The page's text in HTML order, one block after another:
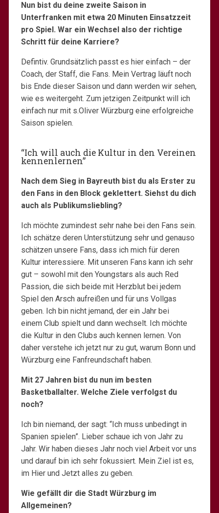
Nun bist du deine zweite Saison in
Unterfranken mit etwa 20 Minuten Einsatzzeit
pro Spiel. War ein Wechsel also der richtige
Schritt für deine Karriere?
Defintiv. Grundsätzlich passt es hier einfach – der
Coach, der Staff, die Fans. Mein Vertrag läuft noch
bis Ende dieser Saison und dann werden wir sehen,
wie es weitergeht. Zum jetzigen Zeitpunkt will ich
einfach nur mit s.Oliver Würzburg eine erfolgreiche
Saison spielen.
“Ich will auch die Kultur in den Vereinen
kennenlernen”
Nach dem Sieg in Bayreuth bist du als Erster zu
den Fans in den Block geklettert. Siehst du dich
auch als Publikumsliebling?
Ich möchte zumindest sehr nahe bei den Fans sein.
Ich schätze deren Unterstützung sehr und genauso
schätzen unsere Fans, dass ich mich für deren
Kultur interessiere. Mit unseren Fans kann ich sehr
gut – sowohl mit den Youngstars als auch Red
Passion, die sich beide mit Herzblut bei jedem
Spiel den Arsch aufreißen und für uns Vollgas
geben. Ich bin nicht jemand, der ein Jahr bei
einem Club spielt und dann wechselt. Ich möchte
die Kultur in den Clubs auch kennen lernen. Von
daher verstehe ich jetzt nur zu gut, warum Bonn und
Würzburg eine Fanfreundschaft haben.
Mit 27 Jahren bist du nun im besten
Basketballalter. Welche Ziele verfolgst du
noch?
Ich bin niemand, der sagt: “Ich muss unbedingt in
Spanien spielen”. Lieber schaue ich von Jahr zu
Jahr. Wir haben dieses Jahr noch viel Arbeit vor uns
und darauf bin ich sehr fokussiert. Mein Ziel ist es,
im Hier und Jetzt alles zu geben.
Wie gefällt dir die Stadt Würzburg im
Allgemeinen?